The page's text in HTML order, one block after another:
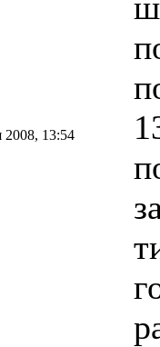
2008, 13:54